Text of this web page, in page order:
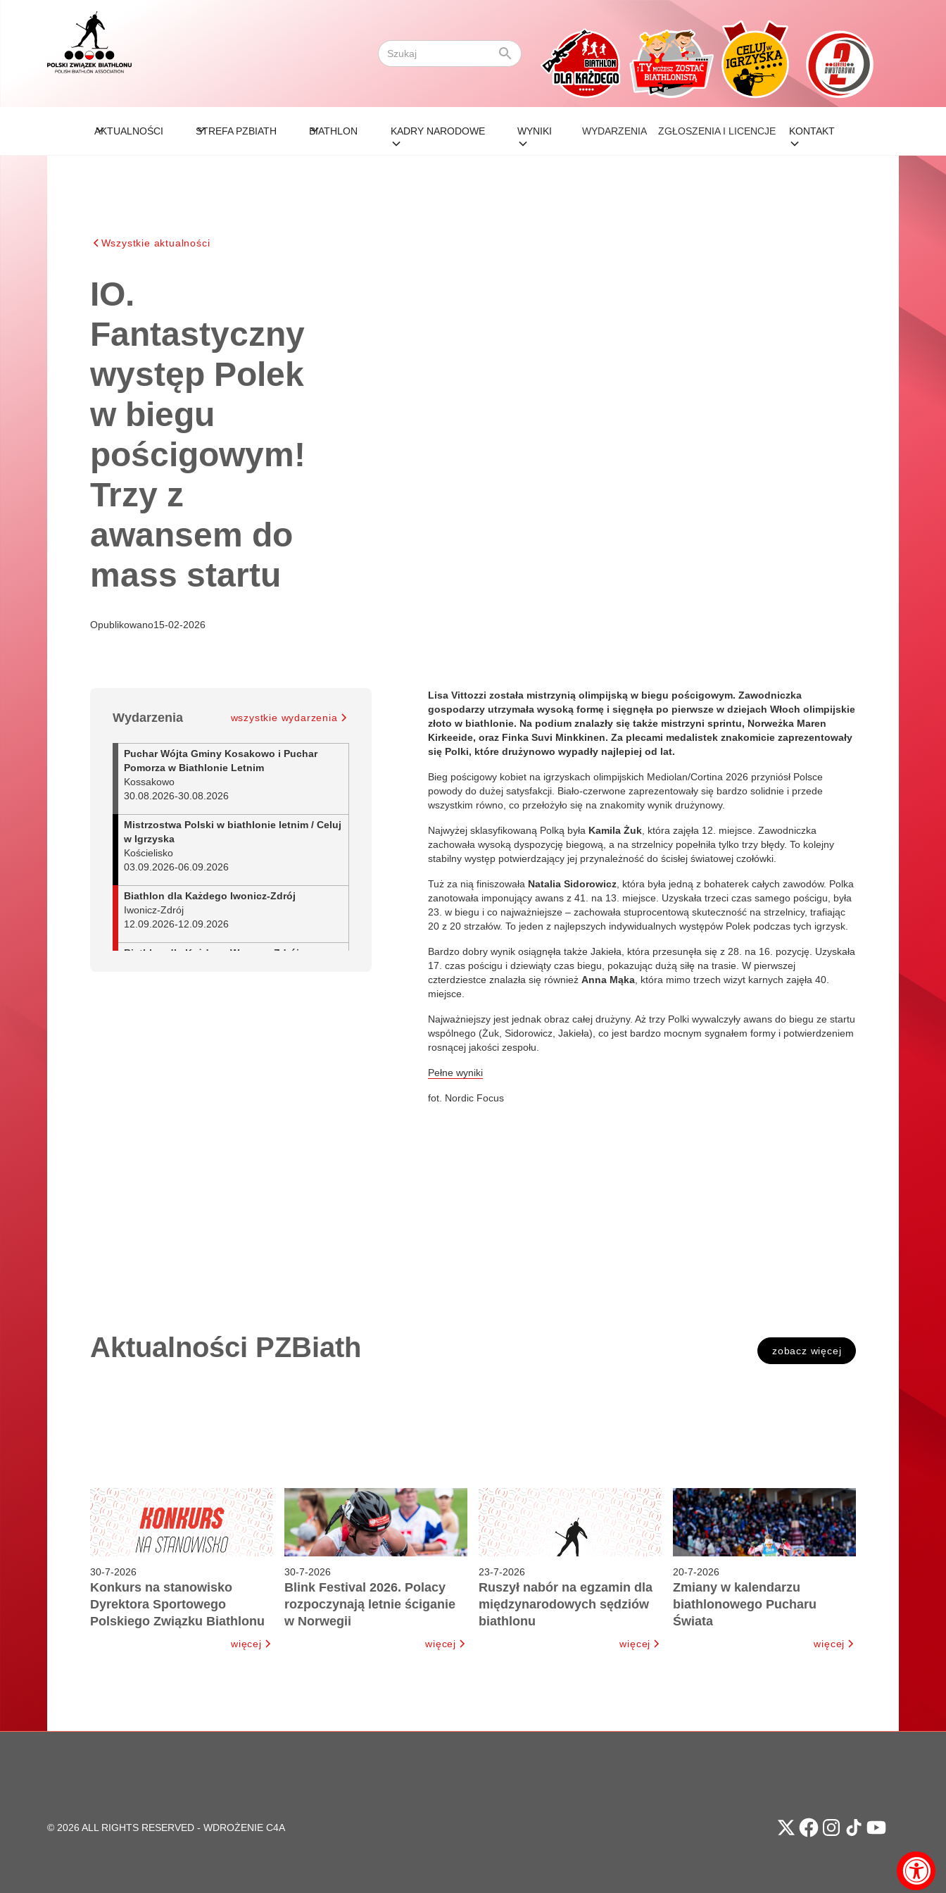
AKTUALNOŚCI STREFA PZBIATH BIATHLON KADRY NARODOWE WYNIKI WYDARZENIA ZGŁOSZENIA I LICENCJE KONTAKT
Wszystkie aktualności
IO.
Fantastyczny
występ Polek
w biegu
pościgowym!
Trzy z
awansem do
mass startu
Opublikowano15-02-2026
Wydarzenia wszystkie wydarzenia
Puchar Wójta Gminy Kosakowo i Puchar
Pomorza w Biathlonie Letnim
Kossakowo
30.08.2026-30.08.2026
Mistrzostwa Polski w biathlonie letnim / Celuj
w Igrzyska
Kościelisko
03.09.2026-06.09.2026
Biathlon dla Każdego Iwonicz-Zdrój
Iwonicz-Zdrój
12.09.2026-12.09.2026
Biathlon dla Każdego Wysowa-Zdrój
Lisa Vittozzi została mistrzynią olimpijską w biegu pościgowym. Zawodniczka
gospodarzy utrzymała wysoką formę i sięgnęła po pierwsze w dziejach Włoch olimpijskie
złoto w biathlonie. Na podium znalazły się także mistrzyni sprintu, Norweżka Maren
Kirkeeide, oraz Finka Suvi Minkkinen. Za plecami medalistek znakomicie zaprezentowały
się Polki, które drużynowo wypadły najlepiej od lat.
Bieg pościgowy kobiet na igrzyskach olimpijskich Mediolan/Cortina 2026 przyniósł Polsce
powody do dużej satysfakcji. Biało-czerwone zaprezentowały się bardzo solidnie i przede
wszystkim równo, co przełożyło się na znakomity wynik drużynowy.
Najwyżej sklasyfikowaną Polką była Kamila Żuk, która zajęła 12. miejsce. Zawodniczka
zachowała wysoką dyspozycję biegową, a na strzelnicy popełniła tylko trzy błędy. To kolejny
stabilny występ potwierdzający jej przynależność do ścisłej światowej czołówki.
Tuż za nią finiszowała Natalia Sidorowicz, która była jedną z bohaterek całych zawodów. Polka
zanotowała imponujący awans z 41. na 13. miejsce. Uzyskała trzeci czas samego pościgu, była
23. w biegu i co najważniejsze – zachowała stuprocentową skuteczność na strzelnicy, trafiając
20 z 20 strzałów. To jeden z najlepszych indywidualnych występów Polek podczas tych igrzysk.
Bardzo dobry wynik osiągnęła także Jakieła, która przesunęła się z 28. na 16. pozycję. Uzyskała
17. czas pościgu i dziewiąty czas biegu, pokazując dużą siłę na trasie. W pierwszej
czterdziestce znalazła się również Anna Mąka, która mimo trzech wizyt karnych zajęła 40.
miejsce.
Najważniejszy jest jednak obraz całej drużyny. Aż trzy Polki wywalczyły awans do biegu ze startu
wspólnego (Żuk, Sidorowicz, Jakieła), co jest bardzo mocnym sygnałem formy i potwierdzeniem
rosnącej jakości zespołu.
Pełne wyniki
fot. Nordic Focus
Aktualności PZBiath zobacz więcej
30-7-2026
Konkurs na stanowisko
Dyrektora Sportowego
Polskiego Związku Biathlonu
więcej
30-7-2026
Blink Festival 2026. Polacy
rozpoczynają letnie ściganie
w Norwegii
więcej
23-7-2026
Ruszył nabór na egzamin dla
międzynarodowych sędziów
biathlonu
więcej
20-7-2026
Zmiany w kalendarzu
biathlonowego Pucharu
Świata
więcej
© 2026 ALL RIGHTS RESERVED -WDROŻENIE C4A